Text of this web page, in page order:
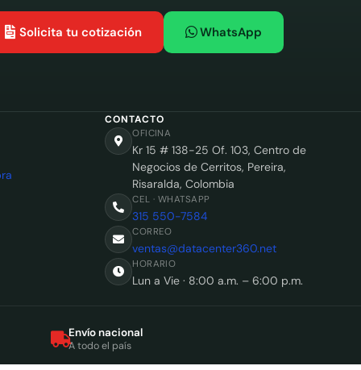
Solicita tu cotización WhatsApp
CONTACTO
OFICINA
Kr 15 # 138-25 Of. 103, Centro de
Negocios de Cerritos, Pereira,
Risaralda, Colombia
CEL · WHATSAPP
315 550-7584
CORREO
ventas@datacenter360.net
HORARIO
Lun a Vie · 8:00 a.m. – 6:00 p.m.
Envío nacional
A todo el país